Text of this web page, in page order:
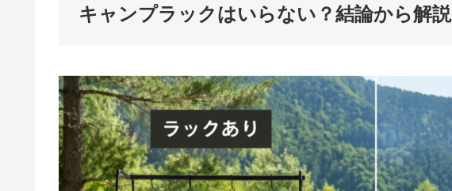
キャンプラックはいらない？結論から解説